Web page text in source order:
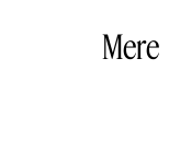
Mere